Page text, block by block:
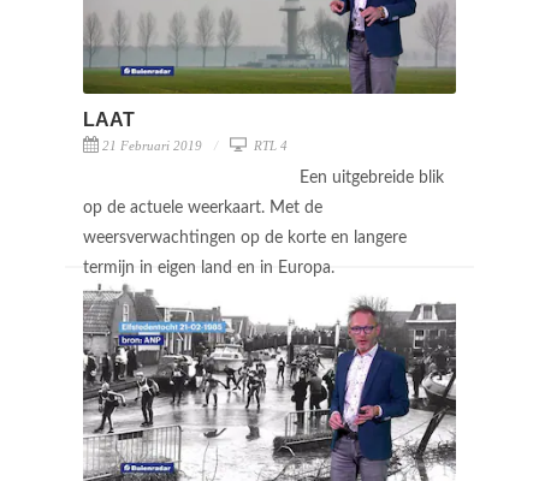
LAAT
21 Februari 2019 RTL 4
Een uitgebreide blik
op de actuele weerkaart. Met de
weersverwachtingen op de korte en langere
termijn in eigen land en in Europa.